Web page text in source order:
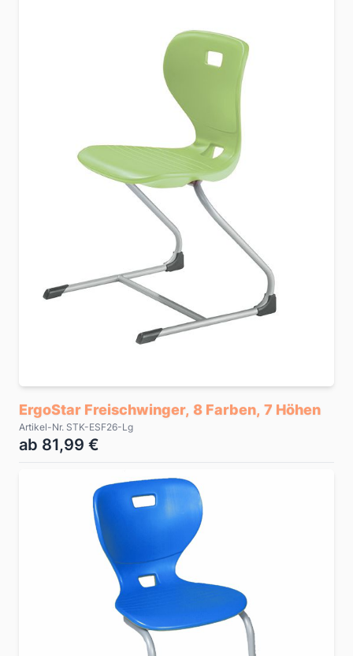
ErgoStar Freischwinger, 8 Farben, 7 Höhen
Artikel-Nr. STK-ESF26-Lg
ab 81,99 €